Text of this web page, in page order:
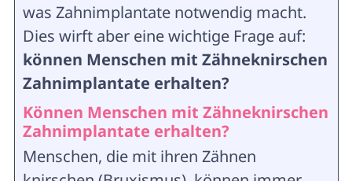
was Zahnimplantate notwendig macht.
Dies wirft aber eine wichtige Frage auf:
können Menschen mit Zähneknirschen
Zahnimplantate erhalten?
Können Menschen mit Zähneknirschen
Zahnimplantate erhalten?
Menschen, die mit ihren Zähnen